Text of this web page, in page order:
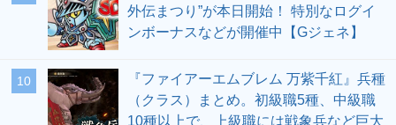
外伝まつり”が本日開始！ 特別なログイ
ンボーナスなどが開催中【Gジェネ】
10
『ファイアーエムブレム 万紫千紅』兵種
（クラス）まとめ。初級職5種、中級職
10種以上で、上級職には戦象兵など巨大